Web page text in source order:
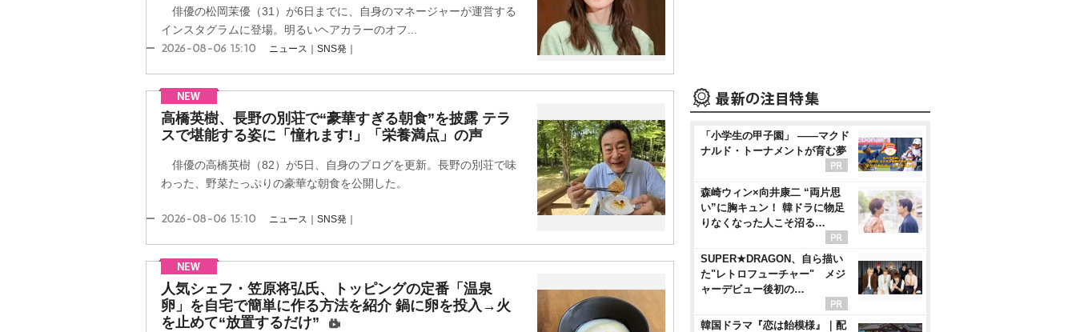
俳優の松岡茉優（31）が6日までに、自身のマネージャーが運営する
インスタグラムに登場。明るいヘアカラーのオフ...
2026-08-06 15:10 ニュース｜SNS発｜
高橋英樹、長野の別荘で“豪華すぎる朝食”を披露 テラ
スで堪能する姿に「憧れます!」「栄養満点」の声
俳優の高橋英樹（82）が5日、自身のブログを更新。長野の別荘で味
わった、野菜たっぷりの豪華な朝食を公開した。
2026-08-06 15:10 ニュース｜SNS発｜
人気シェフ・笠原将弘氏、トッピングの定番「温泉
卵」を自宅で簡単に作る方法を紹介 鍋に卵を投入→火
を止めて“放置するだけ”
「小学生の甲子園」 ――マクド
ナルド・トーナメントが育む夢
森崎ウィン×向井康二 “両片思
い”に胸キュン！ 韓ドラに物足
りなくなった人こそ沼る…
SUPER★DRAGON、自ら描い
た"レトロフューチャー" メジ
ャーデビュー後初の…
韓国ドラマ『恋は飴模様』｜配